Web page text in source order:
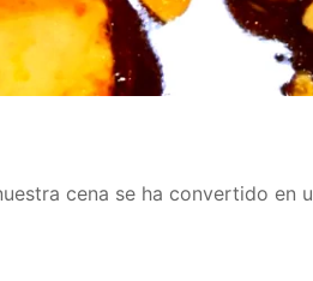
cena se ha convertido en